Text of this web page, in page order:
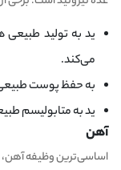
ید به تولید طبیعی
می‌کند.
به حفظ پوست
ید به متابولیسم
آهن
اساسی‌ترین وظیفه